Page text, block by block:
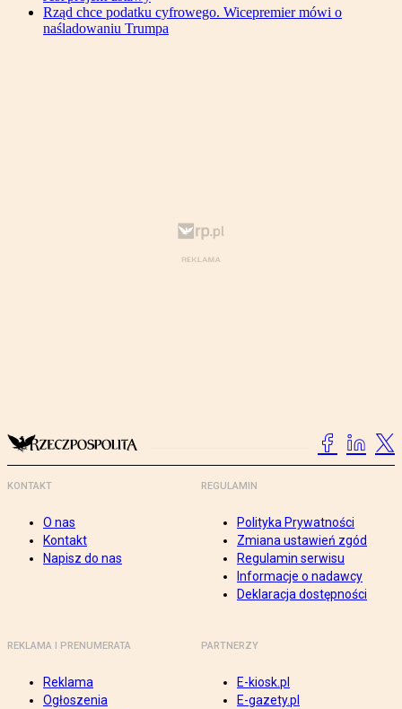
Rząd chce podatku cyfrowego. Wicepremier mówi o
naśladowaniu Trumpa
KONTAKT
O nas
Kontakt
Napisz do nas
REGULAMIN
Polityka Prywatności
Zmiana ustawień zgód
Regulamin serwisu
Informacje o nadawcy
Deklaracja dostępności
REKLAMA I PRENUMERATA
Reklama
Ogłoszenia
PARTNERZY
E-kiosk.pl
E-gazety.pl